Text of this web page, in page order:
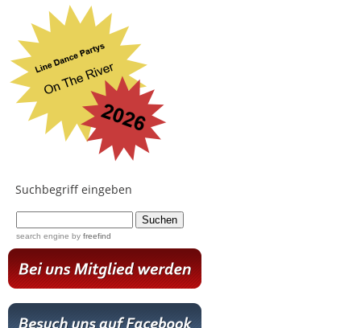
Suchbegriff eingeben
search engine by freefind